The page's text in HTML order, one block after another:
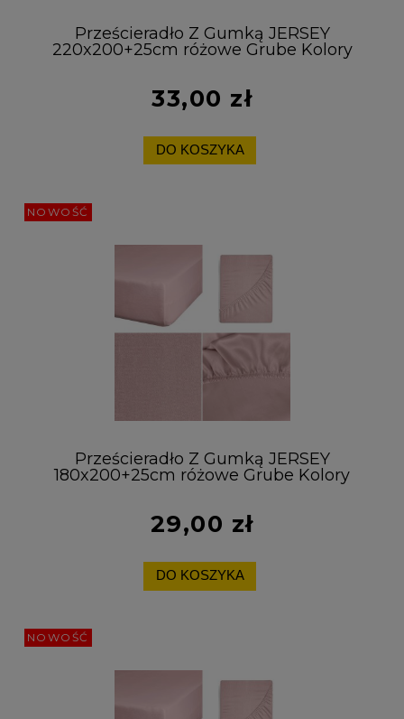
Prześcieradło Z Gumką JERSEY
220x200+25cm różowe Grube Kolory
33,00 zł
DO KOSZYKA
Prześcieradło Z Gumką JERSEY
180x200+25cm różowe Grube Kolory
29,00 zł
DO KOSZYKA
NOWOŚĆ
NOWOŚĆ